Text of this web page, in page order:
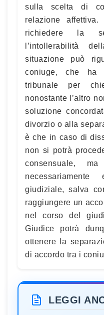
sulla scelta di
relazione affettiva.
richiedere la
l’intollerabilità
situazione può
coniuge, che ha
tribunale per
nonostante l’altro
soluzione
divorzio o alla
è che in caso di
non si potrà
consensuale,
giudiziale, salva
raggiungere un
nel corso del
Giudice potrà
ottenere la
di accordo tra i
LEGGI